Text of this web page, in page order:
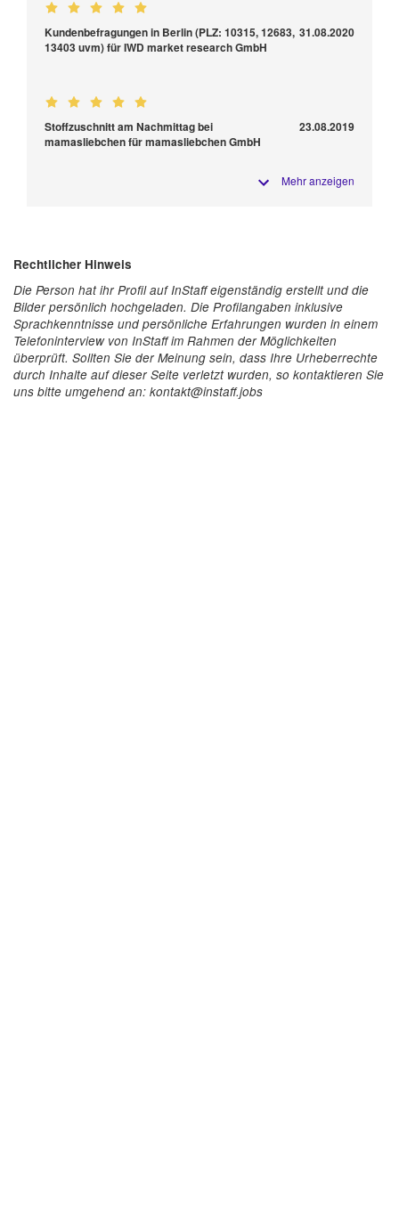
Kundenbefragungen in Berlin (PLZ: 10315, 12683,
13403 uvm) für IWD market research GmbH
31.08.2020
Stoffzuschnitt am Nachmittag bei
mamasliebchen für mamasliebchen GmbH
23.08.2019
Mehr anzeigen
Rechtlicher Hinweis
Die Person hat ihr Profil auf InStaff eigenständig erstellt und die
Bilder persönlich hochgeladen. Die Profilangaben inklusive
Sprachkenntnisse und persönliche Erfahrungen wurden in einem
Telefoninterview von InStaff im Rahmen der Möglichkeiten
überprüft. Sollten Sie der Meinung sein, dass Ihre Urheberrechte
durch Inhalte auf dieser Seite verletzt wurden, so kontaktieren Sie
uns bitte umgehend an: kontakt@instaff.jobs